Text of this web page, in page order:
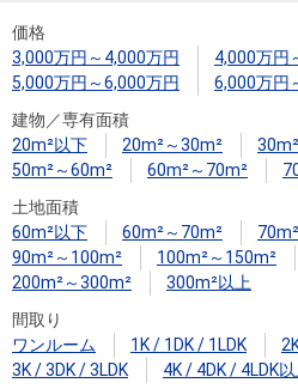
暮らしの
税金の本
（電子ブ
ック）
ド
価格
3,000万円～4,000万円
4,000万円
5,000万円～6,000万円
6,000万円
建物／専有面積
20m²以下
20m²～30m²
50m²～60m²
60m²～70m²
土地面積
60m²以下
60m²～70m²
90m²～100m²
100m²～150m²
200m²～300m²
300m²以上
間取り
ワンルーム
1K / 1DK / 1LDK
3K / 3DK / 3LDK
4K / 4DK / 4LDK